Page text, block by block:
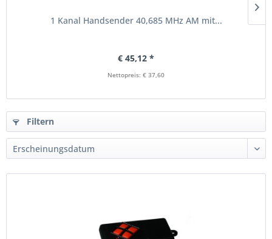
1 Kanal Handsender 40,685 MHz AM mit...
€ 45,12 *
Nettopreis: € 37,60
Filtern